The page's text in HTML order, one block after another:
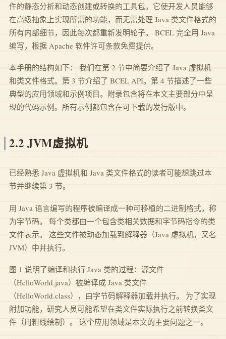
件的静态分析和动态创建或转换的工具包。它使开发人员能够
在高级抽象上实现所需的功能，而无需处理 Java 类文件格式的
所有内部细节，因此每次都重新发明轮子。 BCEL 完全用 Java
编写，根据 Apache 软件许可条款免费提供。
本手册的结构如下： 我们在第 2 节中简要介绍了 Java 虚拟机
和类文件格式。第 3 节介绍了 BCEL API。第 4 节描述了一些
典型的应用领域和示例项目。附录包含将在本文主要部分中呈
现的代码示例。所有示例都包含在可下载的发行版中。
2.2 JVM虚拟机
已经熟悉 Java 虚拟机和 Java 类文件格式的读者可能想跳过本
节并继续第 3 节。
用 Java 语言编写的程序被编译成一种可移植的二进制格式，称
为字节码。 每个类都由一个包含类相关数据和字节码指令的类
文件表示。 这些文件被动态加载到解释器（Java 虚拟机，又名
JVM）中并执行。
图 1 说明了编译和执行 Java 类的过程：源文件
（HelloWorld.java）被编译成 Java 类文件
（HelloWorld.class），由字节码解释器加载并执行。 为了实现
附加功能，研究人员可能希望在类文件实际执行之前转换类文
件（用粗线绘制）。 这个应用领域是本文的主要问题之一。